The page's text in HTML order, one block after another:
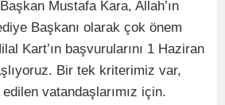
Mustafa Kara, Allah’ın
Başkanı olarak çok önem
Kart’ın başvurularını 1 Haziran
Bir tek kriterimiz var,
vatandaşlarımız için.